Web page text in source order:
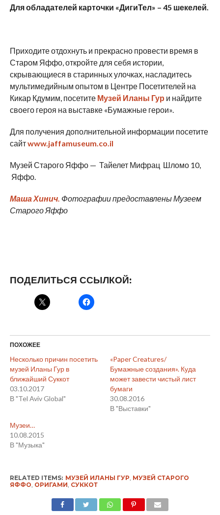
Для обладателей карточки «ДигиТел» – 45 шекелей.
Приходите отдохнуть и прекрасно провести время в
Старом Яффо, откройте для себя истории,
скрывающиеся в старинных улочках, насладитесь
мультимедийным опытом в Центре Посетителей на
Кикар Кдумим, посетите Музей Иланы Гур и найдите
своего героя на выставке «Бумажные герои».
Для получения дополнительной информации посетите
сайтwww.jaffamuseum.co.il
Музей Старого Яффо — Тайелет Мифрац Шломо 10,
Яффо.
Маша Хинич. Фотографии предоставлены Музеем
Старого Яффо
ПОДЕЛИТЬСЯ ССЫЛКОЙ:
ПОХОЖЕЕ
Несколько причин посетить
музей Иланы Гур в
ближайший Суккот
03.10.2017
В "Tel Aviv Global"
«Paper Creatures/
Бумажные создания». Куда
может завести чистый лист
бумаги
30.08.2016
В "Выставки"
Музеи…
10.08.2015
В "Музыка"
RELATED ITEMS: МУЗЕЙ ИЛАНЫ ГУР МУЗЕЙ СТАРОГО
ЯФФО ОРИГАМИ СУККОТ